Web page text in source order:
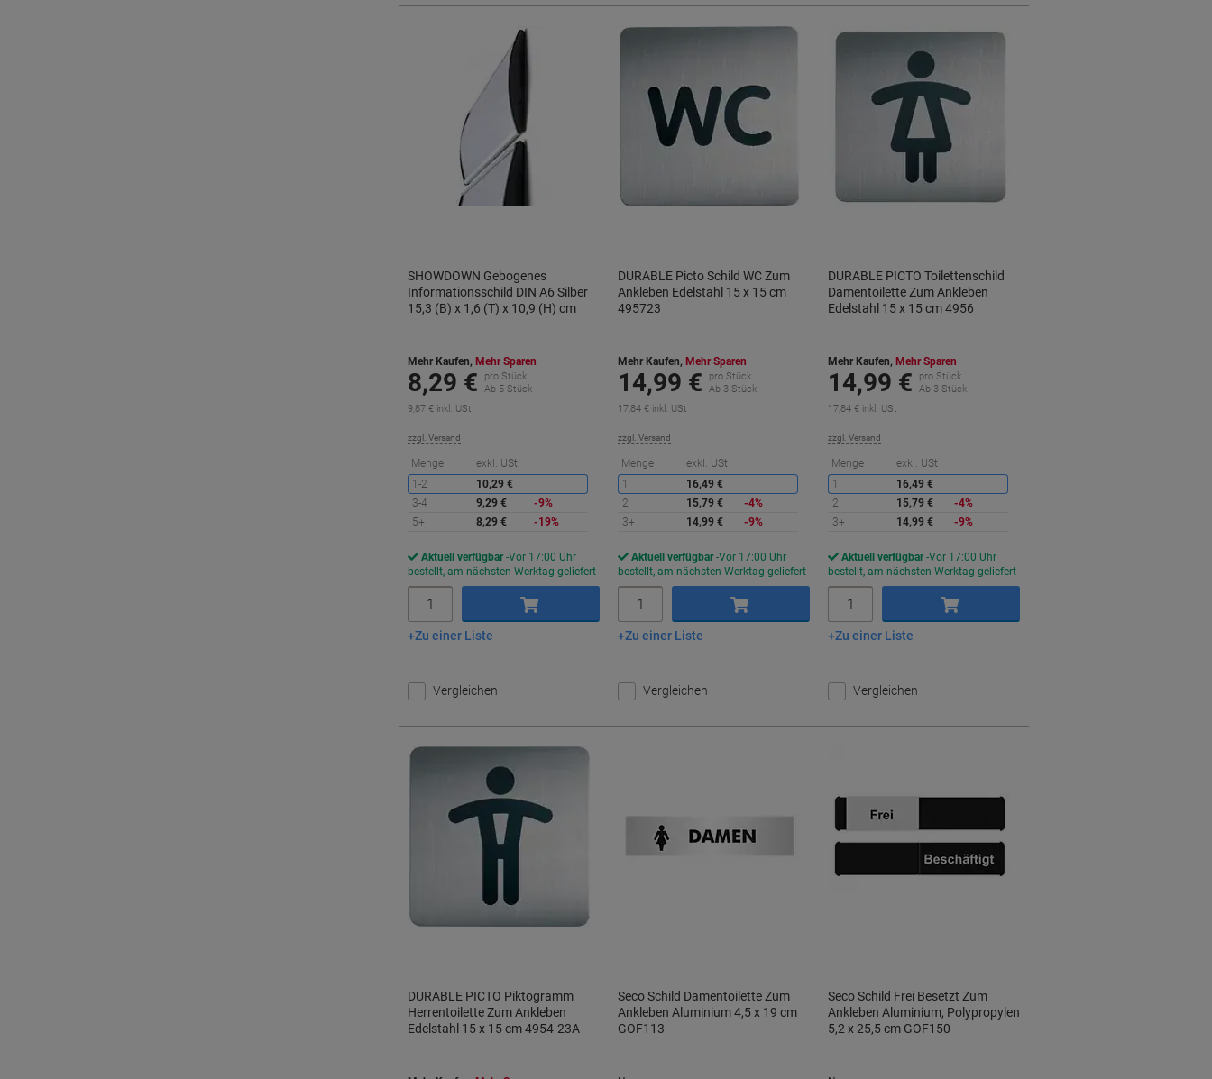
SHOWDOWN Gebogenes
Informationsschild DIN A6 Silber
15,3 (B) x 1,6 (T) x 10,9 (H) cm
Mehr Kaufen, Mehr Sparen
8,29 €
pro Stück
Ab 5 Stück
9,87 € inkl. USt
zzgl. Versand
Menge exkl. USt
sparen
1-2
10,29 €
3-4
9,29 €
-9%
5+
8,29 € -19%
Aktuell verfügbar Vor 17:00 Uhr
bestellt, am nächsten Werktag geliefert
Menge
In den Warenkorb
Zu einer Liste
Vergleichen
DURABLE Picto Schild WC Zum
Ankleben Edelstahl 15 x 15 cm
495723
Mehr Kaufen,Mehr Sparen
14,99 €
pro Stück
Ab 3 Stück
17,84 € inkl. USt
zzgl. Versand
Menge exkl. USt
sparen
1
16,49 €
2
15,79 €
-4%
3+
14,99 € -9%
Aktuell verfügbar Vor 17:00 Uhr
bestellt, am nächsten Werktag geliefert
Menge
In den Warenkorb
Zu einer Liste
Vergleichen
DURABLE PICTO Toilettenschild
Damentoilette Zum Ankleben
Edelstahl 15 x 15 cm 4956
Mehr Kaufen,Mehr Sparen
14,99 €
pro Stück
Ab 3 Stück
17,84 € inkl. USt
zzgl. Versand
Menge exkl. USt
1
16,49 €
2
15,79 €
-4%
3+
14,99 € -9%
Aktuell verfügbar Vor 17:00 Uhr
bestellt, am nächsten Werktag geliefert
Menge
In den Warenkorb
Zu einer Liste
Vergleichen
DURABLE PICTO Piktogramm
Herrentoilette Zum Ankleben
Edelstahl 15 x 15 cm 4954-23A
Seco Schild Damentoilette Zum
Ankleben Aluminium 4,5 x 19 cm
GOF113
Seco Schild Frei Besetzt Zum
Ankleben Aluminium, Polypropylen
5,2 x 25,5 cm GOF150